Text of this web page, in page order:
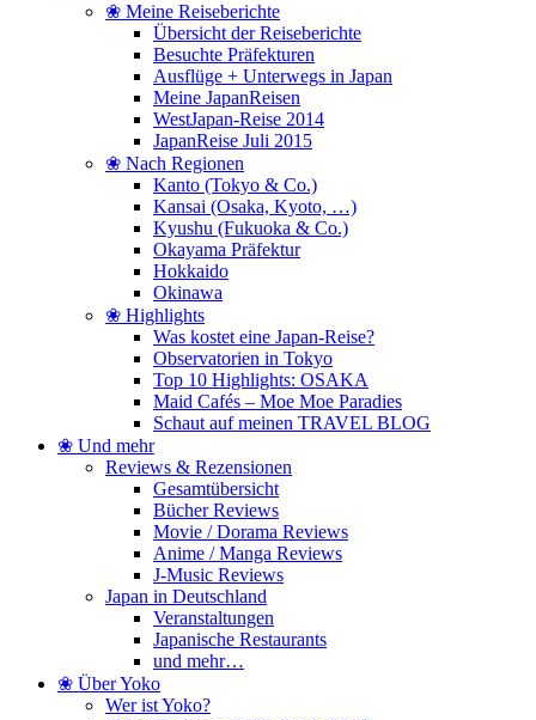
❀ Meine Reiseberichte
Übersicht der Reiseberichte
Besuchte Präfekturen
Ausflüge + Unterwegs in Japan
Meine JapanReisen
WestJapan-Reise 2014
JapanReise Juli 2015
❀ Nach Regionen
Kanto (Tokyo & Co.)
Kansai (Osaka, Kyoto, …)
Kyushu (Fukuoka & Co.)
Okayama Präfektur
Hokkaido
Okinawa
❀ Highlights
Was kostet eine Japan-Reise?
Observatorien in Tokyo
Top 10 Highlights: OSAKA
Maid Cafés – Moe Moe Paradies
Schaut auf meinen TRAVEL BLOG
❀ Und mehr
Reviews & Rezensionen
Gesamtübersicht
Bücher Reviews
Movie / Dorama Reviews
Anime / Manga Reviews
J-Music Reviews
Japan in Deutschland
Veranstaltungen
Japanische Restaurants
und mehr…
❀ Über Yoko
Wer ist Yoko?